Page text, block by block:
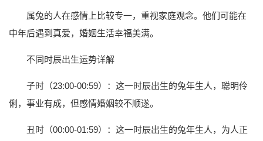
属兔的人在感情上比较专一，重视家庭观念。他们可能在
中年后遇到真爱，婚姻生活幸福美满。
不同时辰出生运势详解
子时（23:00-00:59）：这一时辰出生的兔年生人，聪明伶
俐，事业有成，但感情婚姻较不顺遂。
丑时（00:00-01:59）：这一时辰出生的兔年生人，为人正